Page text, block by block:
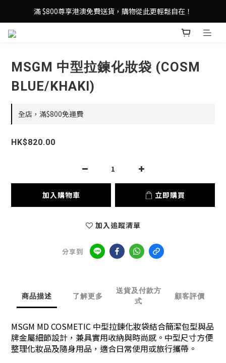
登記成為 LeSportsac網店會員，即享 HK$50 購物金禮遇！
滿 $800尊享港澳免費送貨，購物從此更輕鬆自在！
登記成為 LeSportsac網店會員，即享 HK$50 購物金禮遇！
MSGM 中型拉鍊化妝袋 (COSM
BLUE/KHAKI)
全店，滿$800免運費
HK$820.00
加入購物車 立即購買
加入追蹤清單
分享到
商品描述 了解更多
送貨及付款方
式
顧客評價
MSGM MD COSMETIC 中型拉鍊化妝袋結合簡潔包型與品
牌金屬細節設計，兼具實用收納與時尚感。中型尺寸方便
整理化妝品及隨身用品，適合日常使用或旅行攜帶。